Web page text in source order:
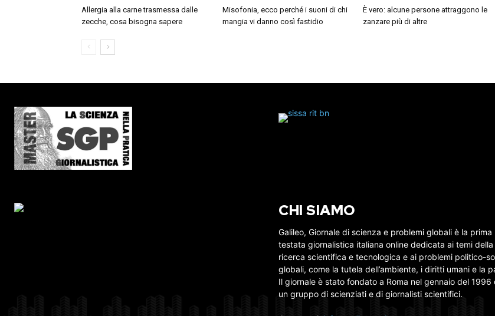
Allergia alla carne trasmessa dalle
zecche, cosa bisogna sapere
Misofonia, ecco perché i suoni di chi
mangia vi danno così fastidio
È vero: alcune persone attraggono le
zanzare più di altre
CHI SIAMO
Galileo, Giornale di scienza e problemi globali è la prima
testata giornalistica italiana online dedicata ai temi della
ricerca scientifica e tecnologica e ai problemi politico-
globali, come la tutela dell’ambiente, i diritti umani e la
Il giornale è stato fondato a Roma nel gennaio del 1996
un gruppo di scienziati e di giornalisti scientifici.